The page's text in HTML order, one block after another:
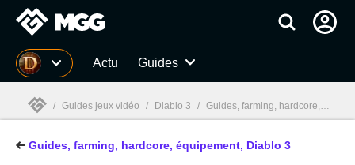
MGG Actu Guides
MGG
/ Guides jeux vidéo / Diablo 3 / Guides, farming, hardcore, équipement, Diablo 3
Guides, farming, hardcore, équipement, Diablo 3